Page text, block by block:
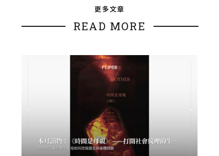
更多文章
READ MORE